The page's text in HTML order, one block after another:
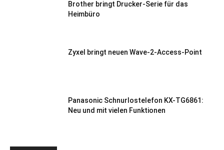
Brother bringt Drucker-Serie für das
Heimbüro
Zyxel bringt neuen Wave-2-Access-Point
Panasonic Schnurlostelefon KX-TG6861:
Neu und mit vielen Funktionen